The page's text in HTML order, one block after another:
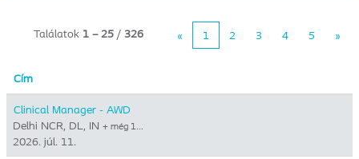
Találatok 1 – 25 / 326 « 1 2 3 4 5 »
Cím
Clinical Manager - AWD
Delhi NCR, DL, IN + még 1…
2026. júl. 11.